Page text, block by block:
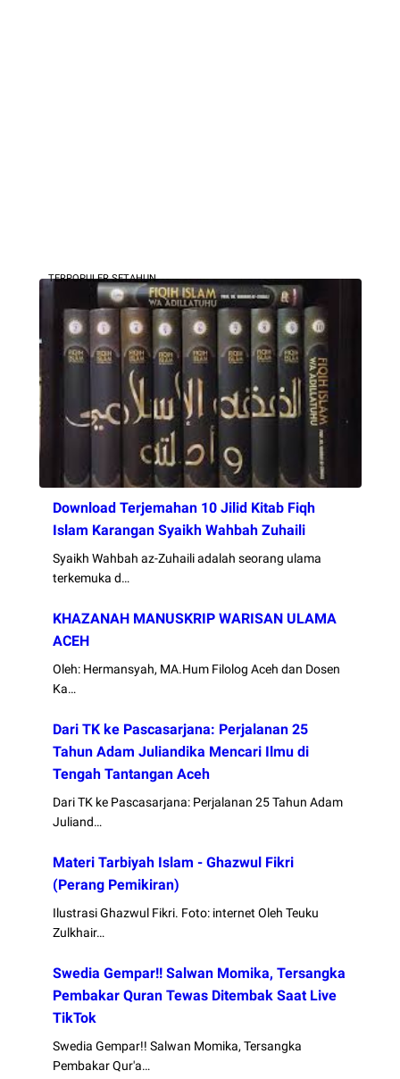
TERPOPULER SETAHUN
Download Terjemahan 10 Jilid Kitab Fiqh
Islam Karangan Syaikh Wahbah Zuhaili
Syaikh Wahbah az-Zuhaili adalah seorang ulama
terkemuka d…
KHAZANAH MANUSKRIP WARISAN ULAMA
ACEH
Oleh: Hermansyah, MA.Hum Filolog Aceh dan Dosen
Ka…
Dari TK ke Pascasarjana: Perjalanan 25
Tahun Adam Juliandika Mencari Ilmu di
Tengah Tantangan Aceh
Dari TK ke Pascasarjana: Perjalanan 25 Tahun Adam
Juliand…
Materi Tarbiyah Islam - Ghazwul Fikri
(Perang Pemikiran)
Ilustrasi Ghazwul Fikri. Foto: internet Oleh Teuku
Zulkhair…
Swedia Gempar!! Salwan Momika, Tersangka
Pembakar Quran Tewas Ditembak Saat Live
TikTok
Swedia Gempar!! Salwan Momika, Tersangka
Pembakar Qur'a…